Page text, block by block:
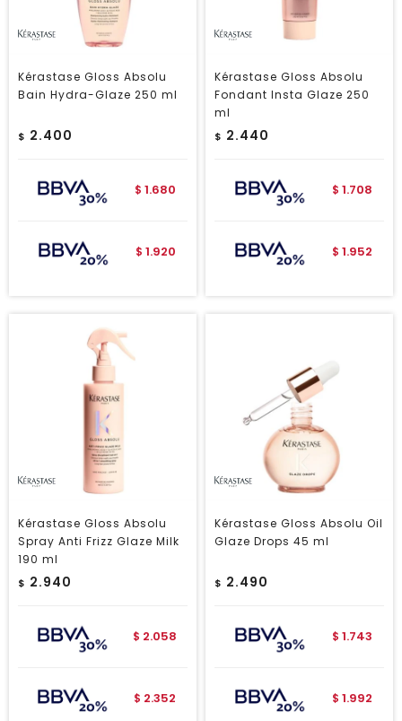
Kérastase Gloss Absolu
Bain Hydra-Glaze 250 ml
$ 2.400
$ 1.680
$ 1.920
Kérastase Gloss Absolu
Fondant Insta Glaze 250
ml
$ 2.440
$ 1.708
$ 1.952
Kérastase Gloss Absolu
Spray Anti Frizz Glaze Milk
190 ml
$ 2.940
$ 2.058
$ 2.352
Kérastase Gloss Absolu Oil
Glaze Drops 45 ml
$ 2.490
$ 1.743
$ 1.992